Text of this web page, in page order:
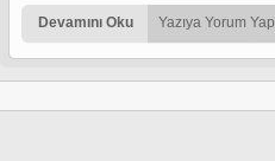
Devamını Oku Yazıya Yorum Yap